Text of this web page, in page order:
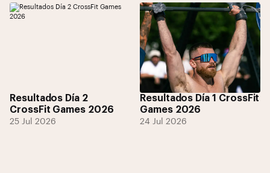
Resultados Día 2
CrossFit Games 2026
25 Jul 2026
Resultados Día 1 CrossFit
Games 2026
24 Jul 2026